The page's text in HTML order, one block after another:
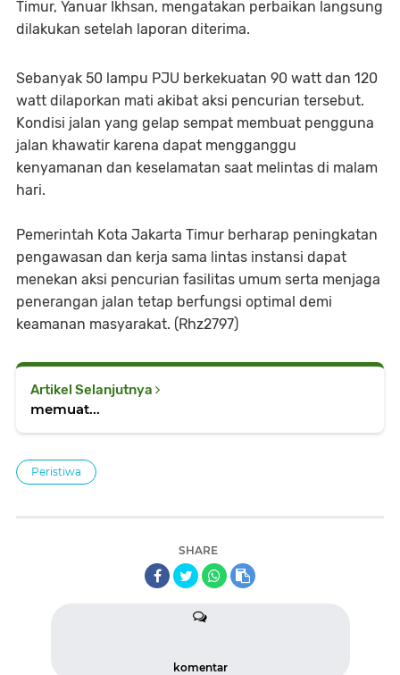
Timur, Yanuar Ikhsan, mengatakan perbaikan langsung
dilakukan setelah laporan diterima.
Sebanyak 50 lampu PJU berkekuatan 90 watt dan 120
watt dilaporkan mati akibat aksi pencurian tersebut.
Kondisi jalan yang gelap sempat membuat pengguna
jalan khawatir karena dapat mengganggu
kenyamanan dan keselamatan saat melintas di malam
hari.
Pemerintah Kota Jakarta Timur berharap peningkatan
pengawasan dan kerja sama lintas instansi dapat
menekan aksi pencurian fasilitas umum serta menjaga
penerangan jalan tetap berfungsi optimal demi
keamanan masyarakat. (Rhz2797)
Artikel Selanjutnya
memuat...
Peristiwa
SHARE
komentar